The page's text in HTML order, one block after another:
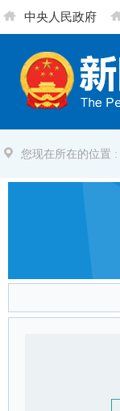
中央人民政府
您现在所在的位置 :